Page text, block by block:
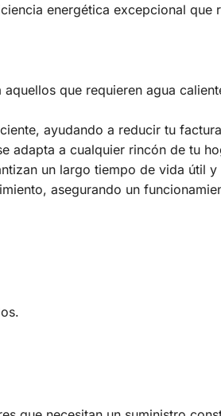
energética excepcional que
que requieren agua
ayudando a reducir tu
adapta a cualquier rincón de tu
un largo tiempo de vida útil
asegurando un